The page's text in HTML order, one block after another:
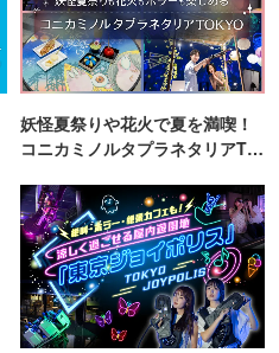
妖怪夏祭りや花火で夏を満喫！
コニカミノルタプラネタリアTO